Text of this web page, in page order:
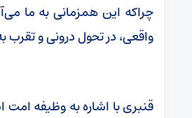
چراکه این همزمانی به ما
واقعی، در تحول درونی و
قنبری با اشاره به وظیفه امت